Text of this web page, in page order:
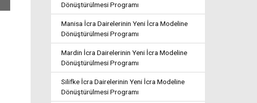
Dönüştürülmesi Programı
Manisa İcra Dairelerinin Yeni İcra Modeline
Dönüştürülmesi Programı
Mardin İcra Dairelerinin Yeni İcra Modeline
Dönüştürülmesi Programı
Silifke İcra Dairelerinin Yeni İcra Modeline
Dönüştürülmesi Programı